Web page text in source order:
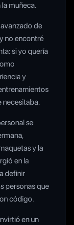
muñeca.
de
no encontré
si yo quería
y
necesitaba.
se
y la
en la
definir
personas que
código.
en un